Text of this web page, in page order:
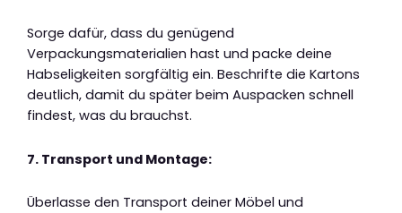
Sorge dafür, dass du genügend
Verpackungsmaterialien hast und packe deine
Habseligkeiten sorgfältig ein. Beschrifte die Kartons
deutlich, damit du später beim Auspacken schnell
findest, was du brauchst.
7. Transport und Montage:
Überlasse den Transport deiner Möbel und